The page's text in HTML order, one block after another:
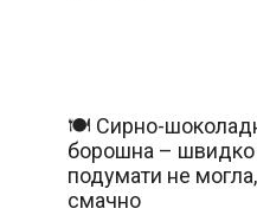
🍽️ Сирно-
борошна – швидко
подумати не
смачно